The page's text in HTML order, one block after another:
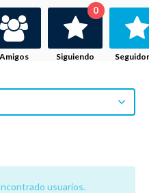
Amigos Siguiendo
0
usuarios.